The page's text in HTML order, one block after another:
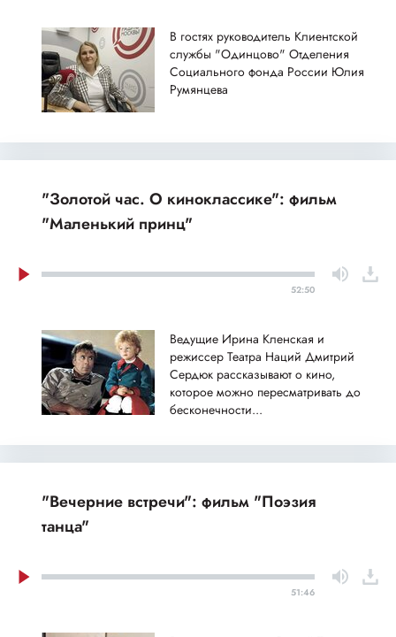
В гостях руководитель Клиентской
службы "Одинцово" Отделения
Социального фонда России Юлия
Румянцева
"Золотой час. О киноклассике": фильм
"Маленький принц"
52:50
Ведущие Ирина Кленская и
режиссер Театра Наций Дмитрий
Сердюк рассказывают о кино,
которое можно пересматривать до
бесконечности...
"Вечерние встречи": фильм "Поэзия
танца"
51:46